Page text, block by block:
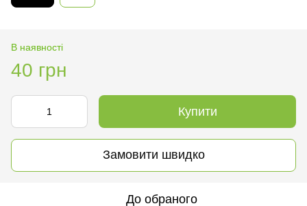
В наявності
40 грн
Купити
Замовити швидко
До обраного